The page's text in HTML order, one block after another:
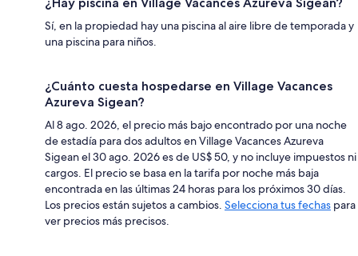
Sí, en la propiedad hay una piscina al aire libre de temporada y
una piscina para niños.
¿Cuánto cuesta hospedarse en Village Vacances
Azureva Sigean?
Al 8 ago. 2026, el precio más bajo encontrado por una noche
de estadía para dos adultos en Village Vacances Azureva
Sigean el 30 ago. 2026 es de US$ 50, y no incluye impuestos ni
cargos. El precio se basa en la tarifa por noche más baja
encontrada en las últimas 24 horas para los próximos 30 días.
Los precios están sujetos a cambios. Selecciona tus fechas para
ver precios más precisos.